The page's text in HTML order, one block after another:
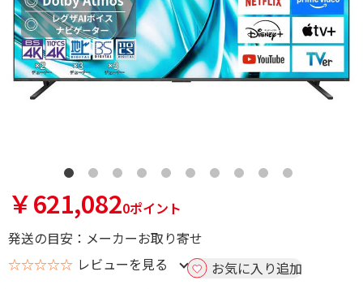
￥621,0820ポイント
発送の目安：メーカーお取り寄せ
☆☆☆☆☆ レビューを見る お気に入り追加